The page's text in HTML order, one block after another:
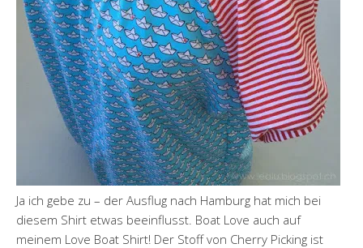
Ja ich gebe zu – der Ausflug nach Hamburg hat mich bei
diesem Shirt etwas beeinflusst. Boat Love auch auf
meinem Love Boat Shirt! Der Stoff von Cherry Picking ist